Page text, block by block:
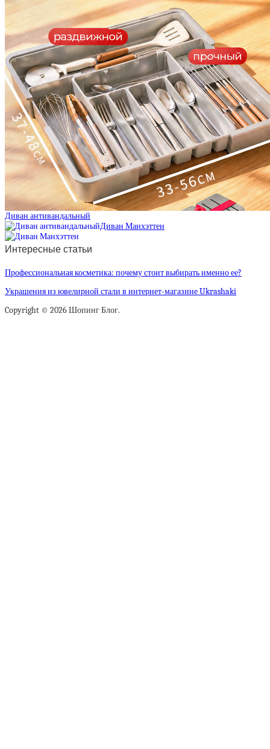
Диван антивандальный
Диван Манхэттен
Интересные статьи
Профессиональная косметика: почему стоит выбирать именно ее?
Украшения из ювелирной стали в интернет-магазине Ukrashaki
Copyright © 2026 Шопинг Блог.